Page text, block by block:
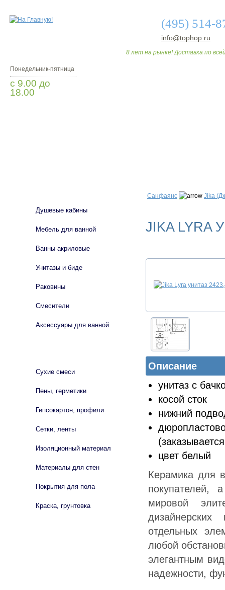
(495) 514-
info@tophop.ru
8 лет на рынке! Доставка по
Понедельник-пятница
с 9.00 до
18.00
Санфаянс Jika
JIKA LYRA
Описание
унитаз с
косой сток
нижний
цвет белый
Керамика для
покупателей,
мировой
отдельных
любой
элегантным
надежности,
Душевые кабины
Мебель для ванной
Ванны акриловые
Унитазы и биде
Раковины
Смесители
Аксессуары для ванной
Сухие смеси
Пены, герметики
Гипсокартон, профили
Сетки, ленты
Изоляционный материал
Материалы для стен
Покрытия для пола
Краска, грунтовка